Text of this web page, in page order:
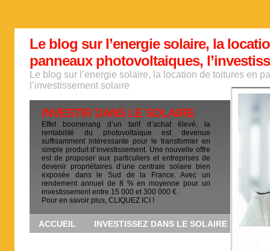
Le blog sur l’energie solaire, la
panneaux photovoltaiques,
Le blog sur l’energie solaire, la location de toitures en
l’investissement solaire
INVESTIR DANS LE SOLAIRE
Effet boomerang d’un tarif d’achat élevé, la
rentabilité du photovoltaïque est devenue
suffisamment intéressante pour le transformer en
simple produit d’investissement. Une nouvelle offre
est de proposer aux particuliers et entreprises de
devenir propriétaires d’une centrale solaire bien
exposée dans le Sud de la France. Avec un
rendement annuel de 8 % en moyenne pour un
investissement entre 15 000 et 300 000 €.
Pour en savoir plus, CLIQUEZ ICI !
ACCUEIL INVESTISSEZ DANS LE SOLAIRE